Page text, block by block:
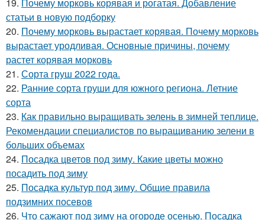
19. Почему морковь корявая и рогатая. Добавление
статьи в новую подборку
20. Почему морковь вырастает корявая. Почему морковь
вырастает уродливая. Основные причины, почему
растет корявая морковь
21. Сорта груш 2022 года.
22. Ранние сорта груши для южного региона. Летние
сорта
23. Как правильно выращивать зелень в зимней теплице.
Рекомендации специалистов по выращиванию зелени в
больших объемах
24. Посадка цветов под зиму. Какие цветы можно
посадить под зиму
25. Посадка культур под зиму. Общие правила
подзимних посевов
26. Что сажают под зиму на огороде осенью. Посадка